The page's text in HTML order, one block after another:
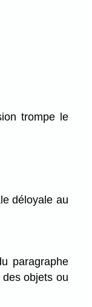
trompe le
déloyale au
paragraphe
objets ou